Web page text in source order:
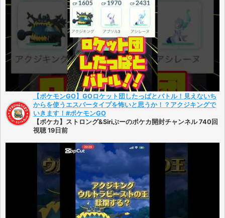
【ポケモンGO】GOロケット団したっぱとバトル！見えないち
からを使うエスパータイプを怖いと思うか！？アクジキングで
いきます！#ポケモンGO
【ポケカ】ストロング&Siriぷーのポケカ開封チャンネル 740回
視聴 19日前